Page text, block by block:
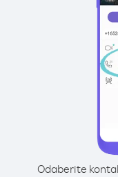
Odaberite